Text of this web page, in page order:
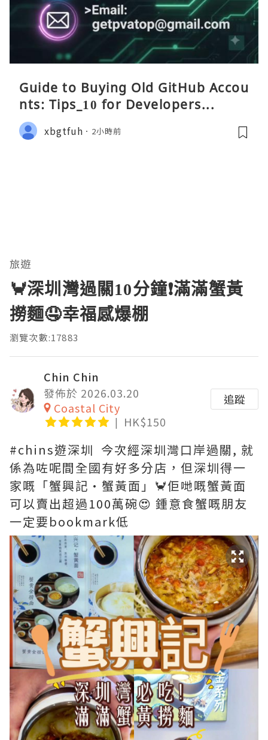
Guide to Buying Old GitHub Accou
nts: Tips_10 for Developers...
xbgtfuh 2小時前
旅遊
🦀深圳灣過關10分鐘❗滿滿蟹黃
撈麵🤤幸福感爆棚
瀏覽次數:17883
Chin Chin
發佈於 2026.03.20
Coastal City
HK$150
追蹤
#chins遊深圳 今次經深圳灣口岸過關, 就
係為咗呢間全國有好多分店，但深圳得一
家嘅「蟹興記·蟹黃面」🦀佢哋嘅蟹黃面
可以賣出超過100萬碗😍 鍾意食蟹嘅朋友
一定要bookmark低